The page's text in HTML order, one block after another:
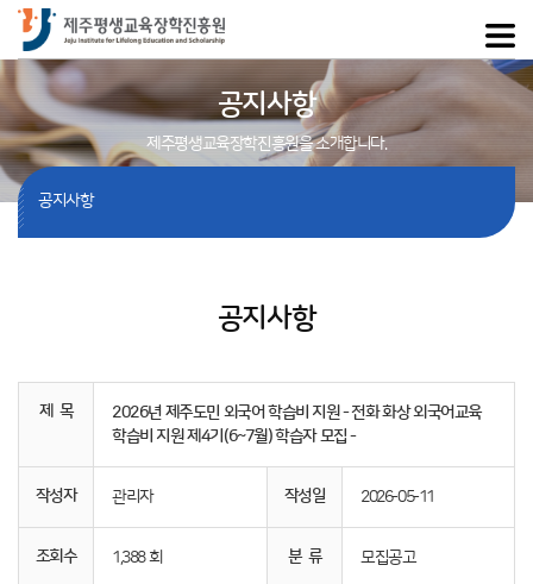
공지사항
제주평생교육장학진흥원을 소개합니다.
공지사항
공지사항
제 목
2026년 제주도민 외국어 학습비 지원 - 전화 화상 외국어교육
학습비 지원 제4기(6~7월) 학습자 모집 -
작성자 관리자 작성일 2026-05-11
조회수 1,388 회 분 류 모집공고